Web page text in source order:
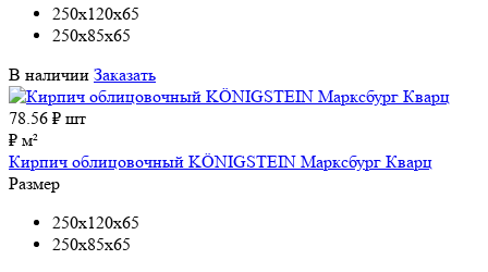
250x120x65
250x85x65
В наличии Заказать
78.56 ₽ шт
₽ м²
Кирпич облицовочный KÖNIGSTEIN Марксбург Кварц
Размер
250x120x65
250x85x65